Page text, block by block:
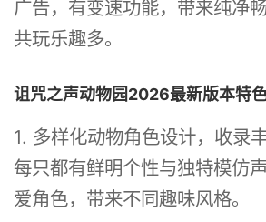
广告，有变速功能，带来纯净
共玩乐趣多。
诅咒之声动物园2026最新版本特
1. 多样化动物角色设计，收录
每只都有鲜明个性与独特模仿
爱角色，带来不同趣味风格。